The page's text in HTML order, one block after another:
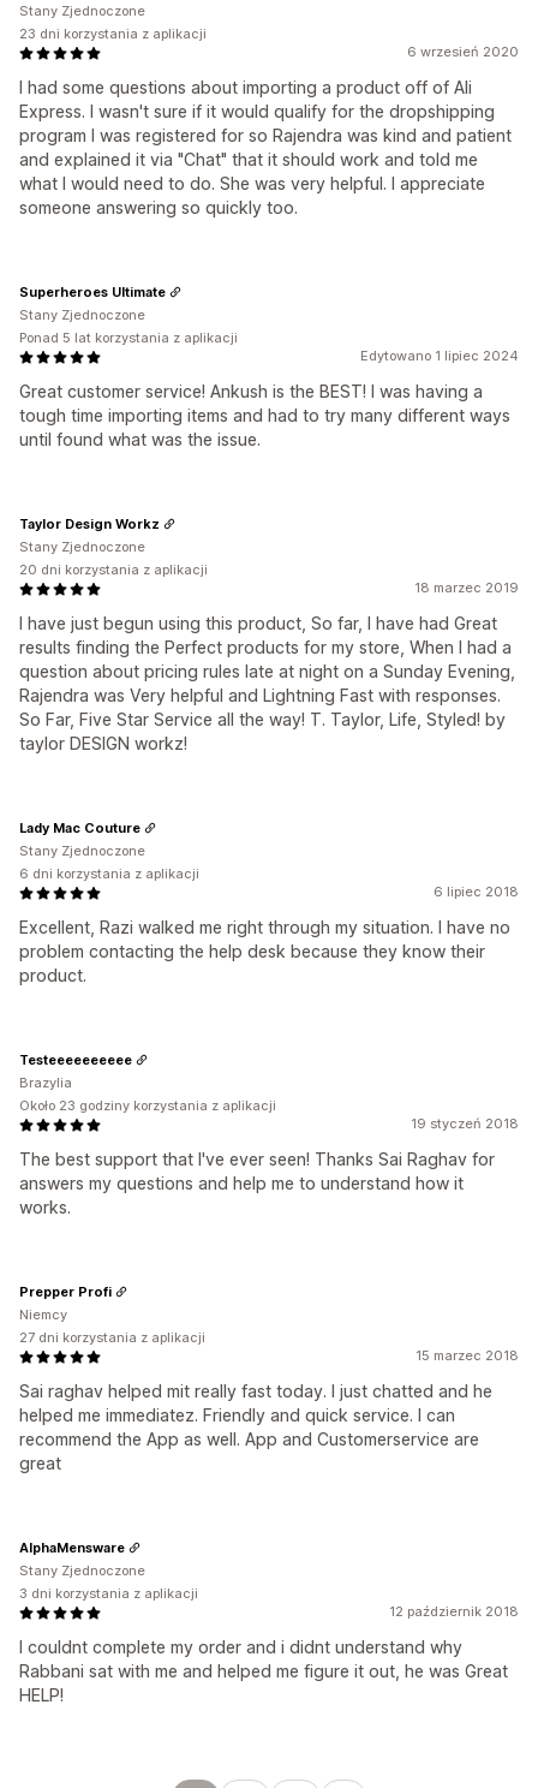
6 wrzesień 2020
I had some questions about importing a product off of Ali
Express. I wasn't sure if it would qualify for the dropshipping
program I was registered for so Rajendra was kind and patient
and explained it via "Chat" that it should work and told me
what I would need to do. She was very helpful. I appreciate
someone answering so quickly too.
Stany Zjednoczone
23 dni korzystania z aplikacji
Edytowano 1 lipiec 2024
Great customer service! Ankush is the BEST! I was having a
tough time importing items and had to try many different ways
until found what was the issue.
Superheroes Ultimate
Stany Zjednoczone
Ponad 5 lat korzystania z aplikacji
18 marzec 2019
I have just begun using this product, So far, I have had Great
results finding the Perfect products for my store, When I had a
question about pricing rules late at night on a Sunday Evening,
Rajendra was Very helpful and Lightning Fast with responses.
So Far, Five Star Service all the way! T. Taylor, Life, Styled! by
taylor DESIGN workz!
Taylor Design Workz
Stany Zjednoczone
20 dni korzystania z aplikacji
6 lipiec 2018
Excellent, Razi walked me right through my situation. I have no
problem contacting the help desk because they know their
product.
Lady Mac Couture
Stany Zjednoczone
6 dni korzystania z aplikacji
19 styczeń 2018
The best support that I've ever seen! Thanks Sai Raghav for
answers my questions and help me to understand how it
works.
Testeeeeeeeeee
Brazylia
Około 23 godziny korzystania z aplikacji
15 marzec 2018
Sai raghav helped mit really fast today. I just chatted and he
helped me immediatez. Friendly and quick service. I can
recommend the App as well. App and Customerservice are
great
Prepper Profi
Niemcy
27 dni korzystania z aplikacji
12 październik 2018
I couldnt complete my order and i didnt understand why
Rabbani sat with me and helped me figure it out, he was Great
HELP!
AlphaMensware
Stany Zjednoczone
3 dni korzystania z aplikacji